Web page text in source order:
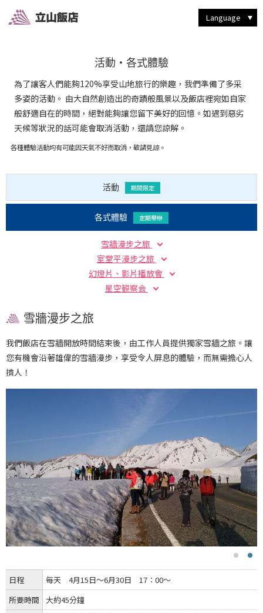
Language
活動・各式體驗
為了讓客人們能夠120%享受山地旅行的樂趣，我們準備了多采
多姿的活動。 由大自然創造出的奇蹟般風景以及飯店裡宛如自家
般舒適自在的時間，絕對能夠讓您留下美好的回憶。如遇到惡劣
天候等狀況的話可能會取消活動，還請您諒解。
各種體驗活動均有可能因天氣不好而取消，敬請見諒。
活動 期間限定
各式體驗 定期舉辦
雪牆漫步之旅
室堂平漫步之旅
幻燈片、影片播放會
星空観察会
雪牆漫步之旅
我們飯店在雪牆開放時間結束後，由工作人員提供獨家雪牆之旅。讓
您有機會沿著雄偉的雪牆漫步，享受令人屏息的體驗，而無需擔心人
擠人！
日程
每天 4月15日～6月30日 17：00～
所要時間
大約45分鐘